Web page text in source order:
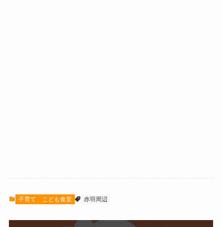
子育て こども食堂 赤羽周辺